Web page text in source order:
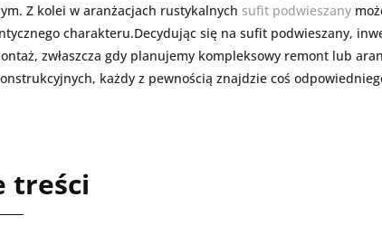
Z kolei w aranżacjach rustykalnych sufit podwieszany
charakteru.Decydując się na sufit podwieszany,
zwłaszcza gdy planujemy kompleksowy remont lub
każdy z pewnością znajdzie coś
treści